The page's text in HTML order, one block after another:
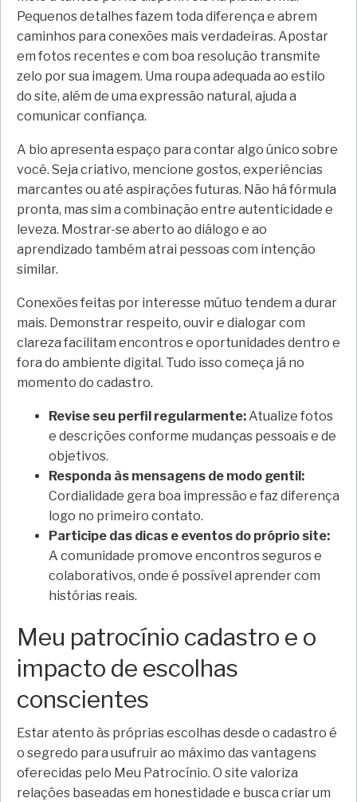
Pequenos detalhes fazem toda diferença e abrem
caminhos para conexões mais verdadeiras. Apostar
em fotos recentes e com boa resolução transmite
zelo por sua imagem. Uma roupa adequada ao estilo
do site, além de uma expressão natural, ajuda a
comunicar confiança.
A bio apresenta espaço para contar algo único sobre
você. Seja criativo, mencione gostos, experiências
marcantes ou até aspirações futuras. Não há fórmula
pronta, mas sim a combinação entre autenticidade e
leveza. Mostrar-se aberto ao diálogo e ao
aprendizado também atrai pessoas com intenção
similar.
Conexões feitas por interesse mútuo tendem a durar
mais. Demonstrar respeito, ouvir e dialogar com
clareza facilitam encontros e oportunidades dentro e
fora do ambiente digital. Tudo isso começa já no
momento do cadastro.
Revise seu perfil regularmente:Atualize fotos
e descrições conforme mudanças pessoais e de
objetivos.
Responda às mensagens de modo gentil:
Cordialidade gera boa impressão e faz diferença
logo no primeiro contato.
Participe das dicas e eventos do próprio site:
A comunidade promove encontros seguros e
colaborativos, onde é possível aprender com
histórias reais.
Meu patrocínio cadastro e o
impacto de escolhas
conscientes
Estar atento às próprias escolhas desde o cadastro é
o segredo para usufruir ao máximo das vantagens
oferecidas pelo Meu Patrocínio. O site valoriza
relações baseadas em honestidade e busca criar um